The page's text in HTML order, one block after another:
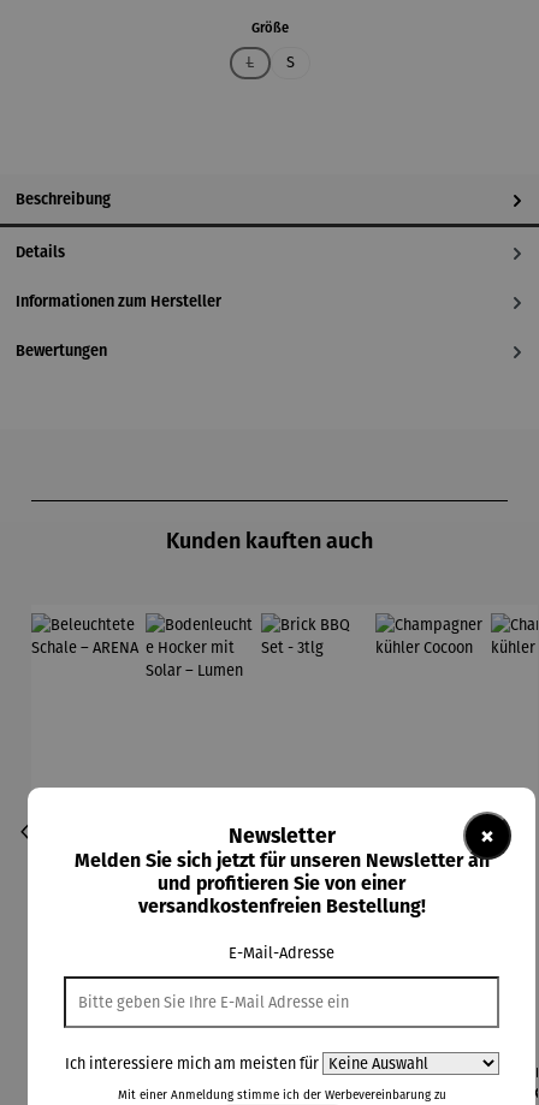
Größeauswählen
L
(Diese Option ist zurzeit nicht verfügbar.)
S
Beschreibung
Details
Informationen zum Hersteller
Bewertungen
Kunden kauften auch
Beleuchte
te Schale
Bodenleuc
hte
Brick BBQ
Set - 3tlg
Champagn
erkühler
×
Newsletter
Melden Sie sich jetzt für unseren Newsletter an
und profitieren Sie von einer
versandkostenfreien Bestellung!
E-Mail-Adresse
Ich interessiere mich am meisten für
Mit einer Anmeldung stimme ich der Werbevereinbarungzu